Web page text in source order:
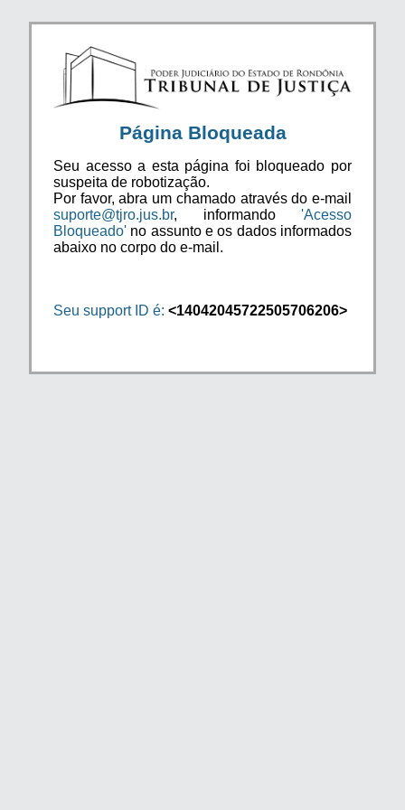
Página Bloqueada
Seu acesso a esta página foi bloqueado por
suspeita de robotização.
Por favor, abra um chamado através do e-mail
suporte@tjro.jus.br, informando 'Acesso
Bloqueado' no assunto e os dados informados
abaixo no corpo do e-mail.
Seu support ID é: <14042045722505706206>